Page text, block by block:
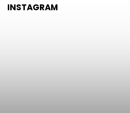
INSTAGRAM